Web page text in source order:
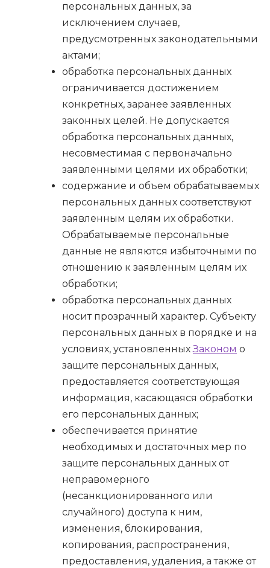
персональных данных, за
исключением случаев,
предусмотренных законодательными
актами;
обработка персональных данных
ограничивается достижением
конкретных, заранее заявленных
законных целей. Не допускается
обработка персональных данных,
несовместимая с первоначально
заявленными целями их обработки;
содержание и объем обрабатываемых
персональных данных соответствуют
заявленным целям их обработки.
Обрабатываемые персональные
данные не являются избыточными по
отношению к заявленным целям их
обработки;
обработка персональных данных
носит прозрачный характер. Субъекту
персональных данных в порядке и на
условиях, установленныхЗаконом о
защите персональных данных,
предоставляется соответствующая
информация, касающаяся обработки
его персональных данных;
обеспечивается принятие
необходимых и достаточных мер по
защите персональных данных от
неправомерного
(несанкционированного или
случайного) доступа к ним,
изменения, блокирования,
копирования, распространения,
предоставления, удаления, а также от